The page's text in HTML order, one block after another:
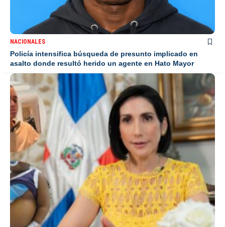
NACIONALES
Policía intensifica búsqueda de presunto implicado en
asalto donde resultó herido un agente en Hato Mayor